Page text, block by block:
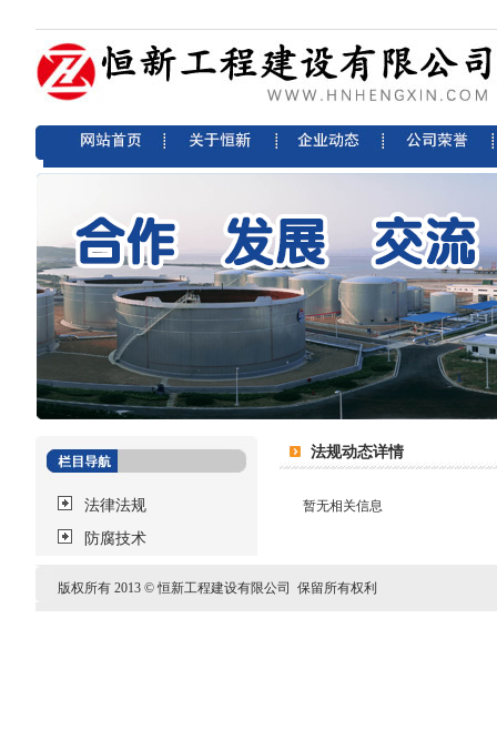
法律法规
防腐技术
法规动态详情
暂无相关信息
版权所有 2013 © 恒新工程建设有限公司 保留所有权利